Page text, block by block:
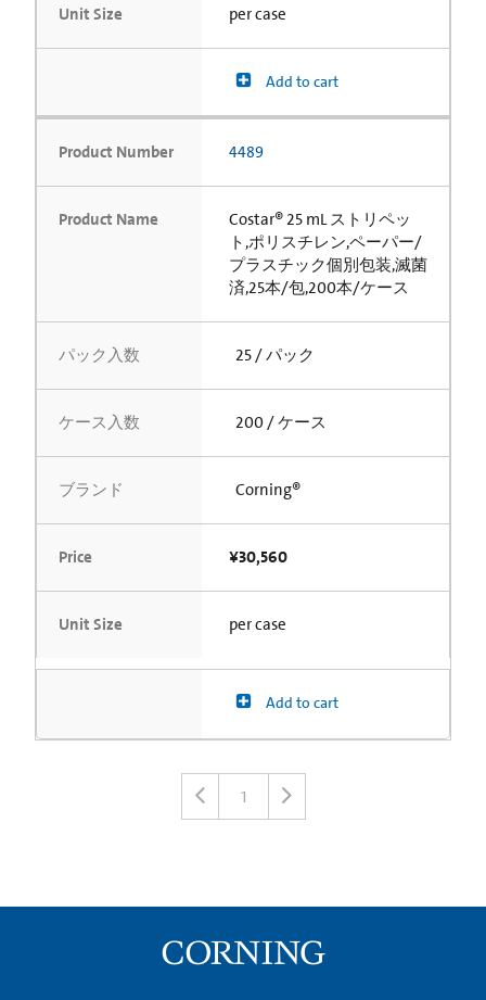
Unit Size per case
Add to cart
Product Number 4489
Product Name
Costar® 25 mL ストリペッ
ト,ポリスチレン,ペーパー/
プラスチック個別包装,滅菌
済,25本/包,200本/ケース
パック入数 25 / パック
ケース入数 200 / ケース
ブランド Corning®
Price ¥30,560
Unit Size per case
Add to cart
1